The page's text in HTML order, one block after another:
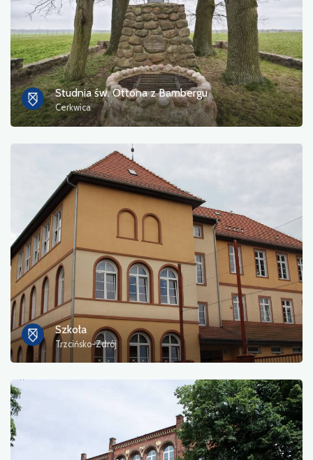
Studnia św. Ottona z Bambergu
Cerkwica
Szkoła
Trzcińsko-Zdrój
sortuj
Zastosuj